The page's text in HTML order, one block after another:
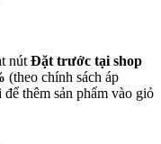
nútĐặt trước tại shop
(theo chính sách áp
thêm sản phẩm vào giỏ